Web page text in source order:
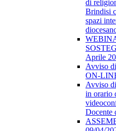
di
Brindisi
spazi
Aprile
Avviso
ON-
Avviso
in orario
Docente